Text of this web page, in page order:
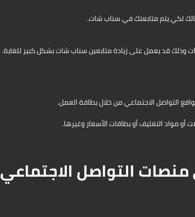
لكي يتم متابعتك في سناب شات.
وذلك قد يعمل على زيادة متابعين سناب شات بشكل كبير للغاية.
التواصل الاجتماعي من خلال بطاقة العمل.
مواد التغليف أو بطاقات الأسعار وغيرها.
التواصل الاجتماعي